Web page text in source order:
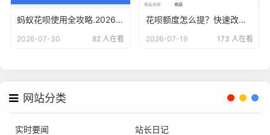
蚂蚁花呗使用全攻略.2026版最新15种方法解析与风险警示
2026-07-30 82 人在看
花呗额度怎么提？快速改善资金周转的合规方法
2026-07-19 173 人在看
网站分类
实时要闻
站长日记